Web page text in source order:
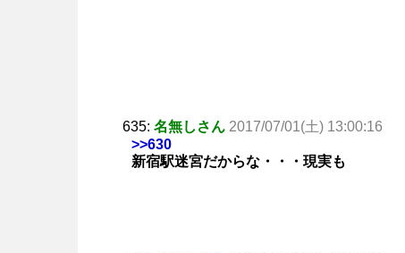
635: 名無しさん 2017/07/01(土) 13:00:16
>>630
新宿駅迷宮だからな・・・現実も